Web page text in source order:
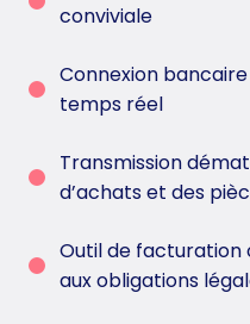
conviviale
Connexion
temps réel
Transmission
d’achats et des
Outil de
aux obligations